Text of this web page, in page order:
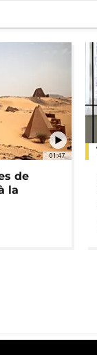
01:47
de
la